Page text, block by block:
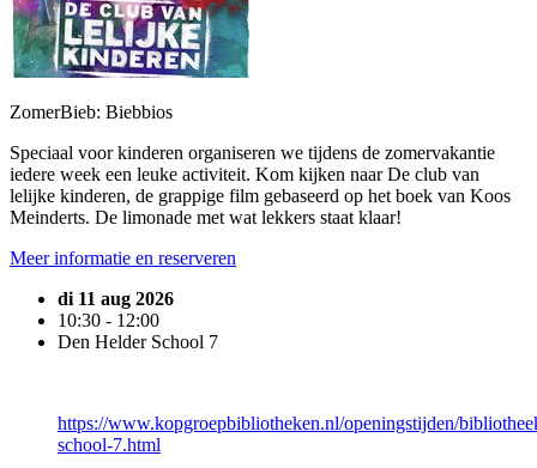
ZomerBieb: Biebbios
Speciaal voor kinderen organiseren we tijdens de zomervakantie
iedere week een leuke activiteit. Kom kijken naar De club van
lelijke kinderen, de grappige film gebaseerd op het boek van Koos
Meinderts. De limonade met wat lekkers staat klaar!
Meer informatie en reserveren
di 11 aug 2026
10:30 - 12:00
Den Helder School 7
https://www.kopgroepbibliotheken.nl/openingstijden/
school-7.html